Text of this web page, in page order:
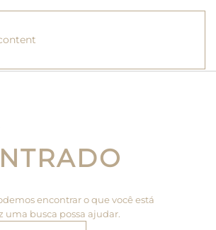
encontrar o que você está
uma busca possa ajudar.